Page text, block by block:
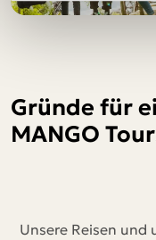
Gründe für
MANGO
Unsere Reisen und